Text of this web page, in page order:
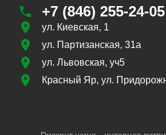
+7 (846) 255-24-05
ул. Киевская, 1
ул. Партизанская, 31а
ул. Львовская, уч5
Красный Яр, ул.